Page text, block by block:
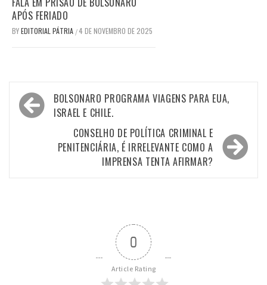
APÓS FERIADO
BYEDITORIAL PÁTRIA /4 DE NOVEMBRO DE 2025
Navegação
de
BOLSONARO PROGRAMA VIAGENS PARA EUA,
ISRAEL E CHILE.
CONSELHO DE POLÍTICA CRIMINAL E
PENITENCIÁRIA, É IRRELEVANTE COMO A
IMPRENSA TENTA AFIRMAR?
0
Article Rating